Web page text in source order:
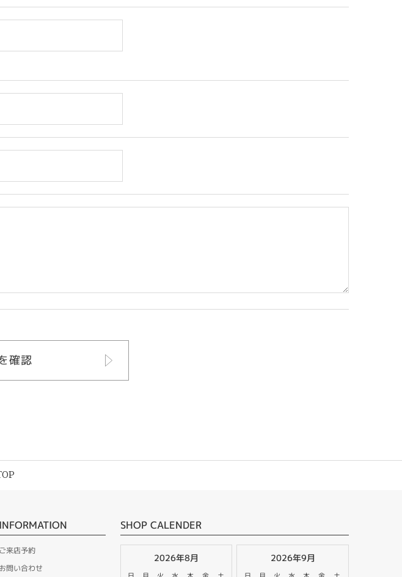
INFORMATION
ご来店予約
お問い合わせ
SHOP CALENDER
2026年8月 2026年9月